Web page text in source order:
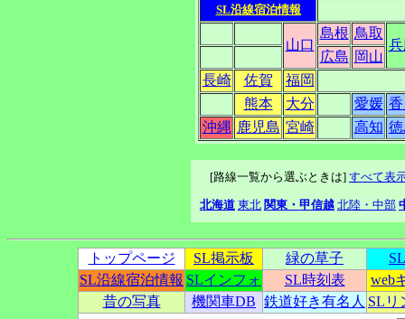
SL沿線宿泊情報
山口
島根 鳥取
広島 岡山
長崎
佐賀
福岡
熊本
大分 愛媛
沖縄 鹿児島 宮崎 高知
[路線一覧から選ぶときは] すべて表
北海道 東北 関東・甲信越 北陸・中部
トップページ SL掲示板 緑の草子
SL沿線宿泊情報 SLインフォ SL時刻表
web
昔の写真
機関車DB 鉄道好き有名人 SLリ